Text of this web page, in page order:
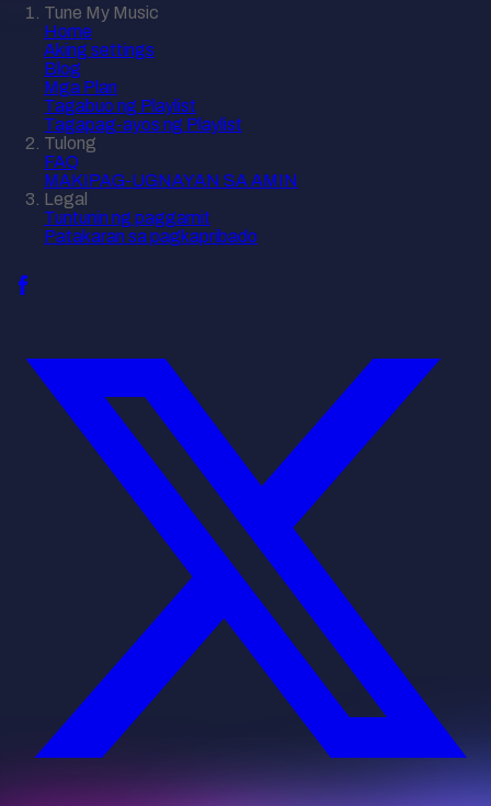
Tune My Music
Home
Aking settings
Blog
Mga Plan
Tagabuo ng Playlist
Tagapag-ayos ng Playlist
Tulong
FAQ
MAKIPAG-UGNAYAN SA AMIN
Legal
Tuntunin ng paggamit
Patakaran sa pagkapribado